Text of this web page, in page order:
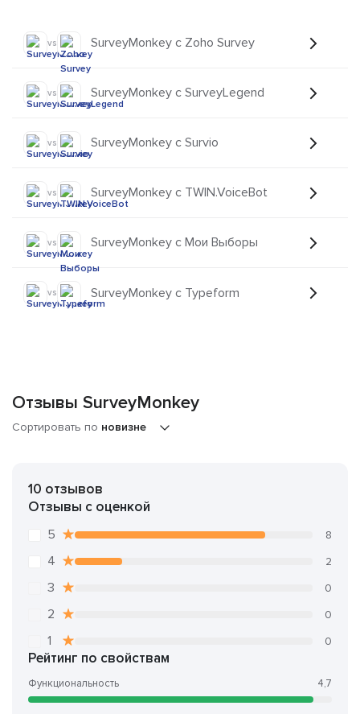
vs SurveyMonkey с Zoho Survey
vs SurveyMonkey с SurveyLegend
vs SurveyMonkey с Survio
vs SurveyMonkey с TWIN.VoiceBot
vs SurveyMonkey с Мои Выборы
vs SurveyMonkey с Typeform
Отзывы SurveyMonkey
Сортировать по новизне
10 отзывов
Отзывы с оценкой
5 8
4 2
3 0
2 0
1 0
Рейтинг по свойствам
Функциональность 4,7